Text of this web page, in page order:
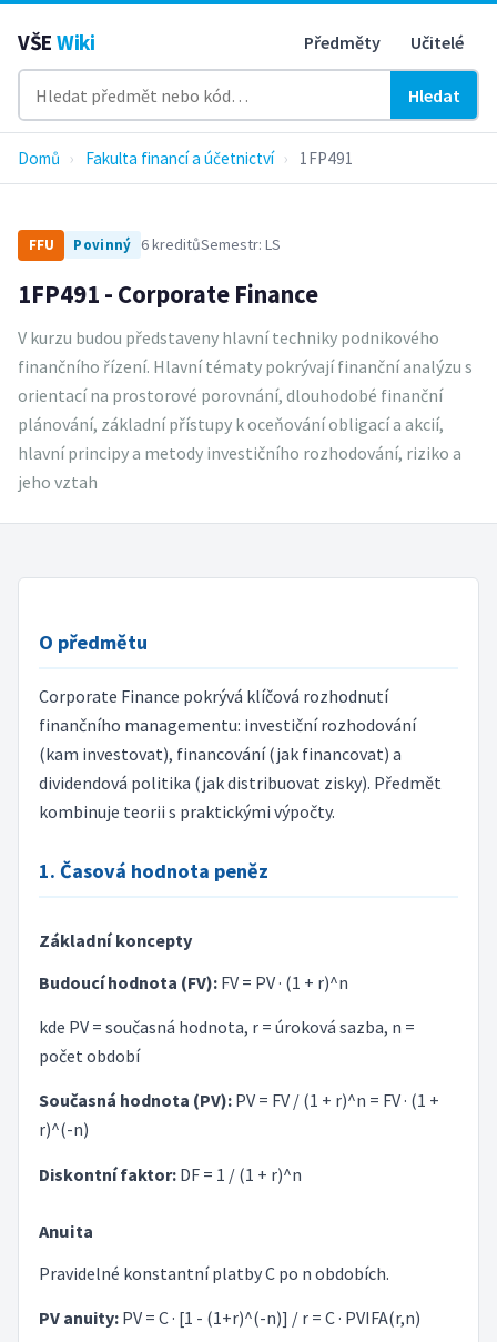
VŠE Wiki Předměty Učitelé
Hledat
Domů › Fakulta financí a účetnictví › 1FP491
FFU Povinný 6 kreditůSemestr: LS
1FP491 - Corporate Finance
V kurzu budou představeny hlavní techniky podnikového
finančního řízení. Hlavní tématy pokrývají finanční analýzu s
orientací na prostorové porovnání, dlouhodobé finanční
plánování, základní přístupy k oceňování obligací a akcií,
hlavní principy a metody investičního rozhodování, riziko a
jeho vztah
O předmětu
Corporate Finance pokrývá klíčová rozhodnutí
finančního managementu: investiční rozhodování
(kam investovat), financování (jak financovat) a
dividendová politika (jak distribuovat zisky). Předmět
kombinuje teorii s praktickými výpočty.
1. Časová hodnota peněz
Základní koncepty
Budoucí hodnota (FV):FV = PV · (1 + r)^n
kde PV = současná hodnota, r = úroková sazba, n =
počet období
Současná hodnota (PV):PV = FV / (1 + r)^n = FV · (1 +
r)^(-n)
Diskontní faktor:DF = 1 / (1 + r)^n
Anuita
Pravidelné konstantní platby C po n obdobích.
PV anuity:PV = C · [1 - (1+r)^(-n)] / r = C · PVIFA(r,n)